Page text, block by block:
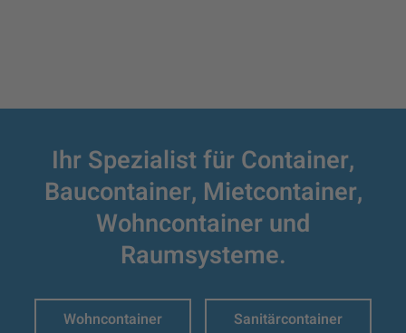
Ihr Spezialist für Container,
Baucontainer, Mietcontainer,
Wohncontainer und
Raumsysteme.
Wohncontainer Sanitärcontainer